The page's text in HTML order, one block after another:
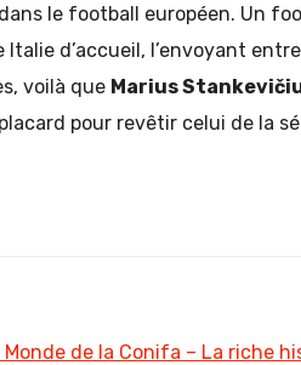
le football européen. Un
d’accueil, l’envoyant
voilà que Marius
pour revêtir celui de la
Monde de la Conifa – La riche